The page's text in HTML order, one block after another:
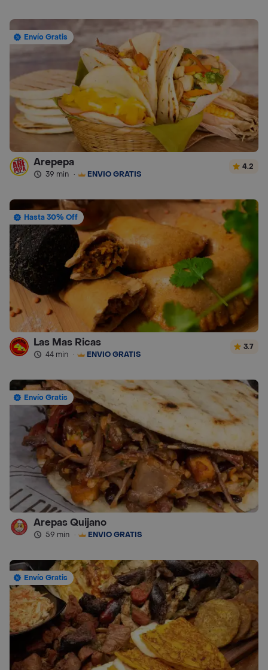
Envío Gratis
Arepepa
39 min · ENVÍO GRATIS
4.2
Hasta 30% Off
Las Mas Ricas
44 min · ENVÍO GRATIS
3.7
Envío Gratis
Arepas Quijano
59 min · ENVÍO GRATIS
Envío Gratis